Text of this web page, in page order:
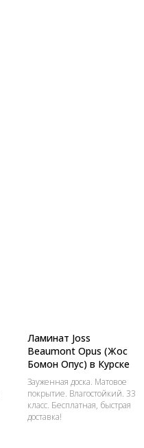
Ламинат Joss
Beaumont Opus (Жос
Бомон Опус) в Курске
Зауженная доска. Матовое
покрытие. Влагостойкий. 33
класс. Бесплатная, быстрая
доставка!